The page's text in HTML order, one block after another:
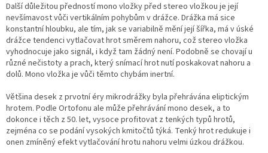
Další důležitou předností mono vložky před stereo vložkou je její
nevšímavost vůči vertikálním pohybům v drážce. Drážka má sice
konstantní hloubku, ale tím, jak se variabilně mění její šířka, má v úské
drážce tendenci vytlačovat hrot směrem nahoru, což stereo vložka
vyhodnocuje jako signál, i když tam žádný není. Podobně se chovají u
různé nečistoty a prach, který snímací hrot nutí poskakovat nahoru a
dolů. Mono vložka je vůči těmto chybám inertní.
Většina desek z prvotní éry mikrodrážky byla přehrávána eliptickým
hrotem. Podle Ortofonu ale může přehrávání mono desek, a to
dokonce i těch z 50. let, vysoce profitovat z tenkých typů hrotů,
zejména co se podání vysokých kmitočtů týká. Tenký hrot redukuje i
onen zmíněný efekt vytlačování hrotu nahoru velmi úzkou drážkou.